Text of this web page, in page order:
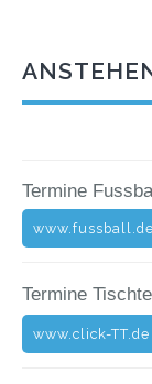
Termine
www.fussball.de
Termine
www.click-TT.de